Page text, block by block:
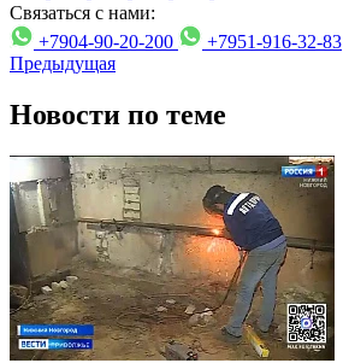
Связаться с нами:
+7904-90-20-200
+7951-916-32-83
Предыдущая
Новости по теме